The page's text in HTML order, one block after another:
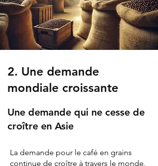
2. Une demande
mondiale croissante
Une demande qui ne cesse de
croître en Asie
La demande pour le café en grains
continue de croître à travers le monde,